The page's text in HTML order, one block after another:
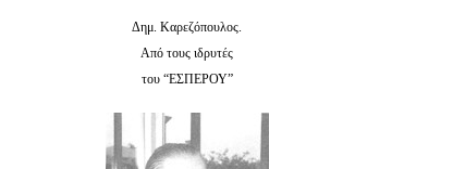
Δημ. Καρεζόπουλος.
Από τους ιδρυτές
του “ΕΣΠΕΡΟΥ”